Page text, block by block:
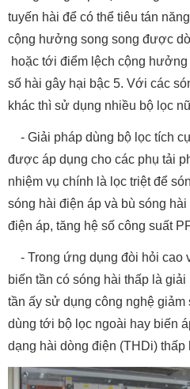
tuyến hài để có thể tiêu tán
cộng hưởng song song được
hoặc tới điểm lệch cộng
số hài gây hại bậc 5. Với các
khác thì sử dụng nhiều bộ lọc
- Giải pháp dùng bộ lọc tích
được áp dụng cho các phụ tải
nhiệm vụ chính là lọc triệt để
sóng hài điện áp và bù sóng
điện áp, tăng hệ số công suất
- Trong ứng dụng đòi hỏi cao
biến tần có sóng hài thấp là
tần ấy sử dụng công nghệ giảm
dùng tới bộ lọc ngoài hay biến
dạng hài dòng điện (THDi) thấp